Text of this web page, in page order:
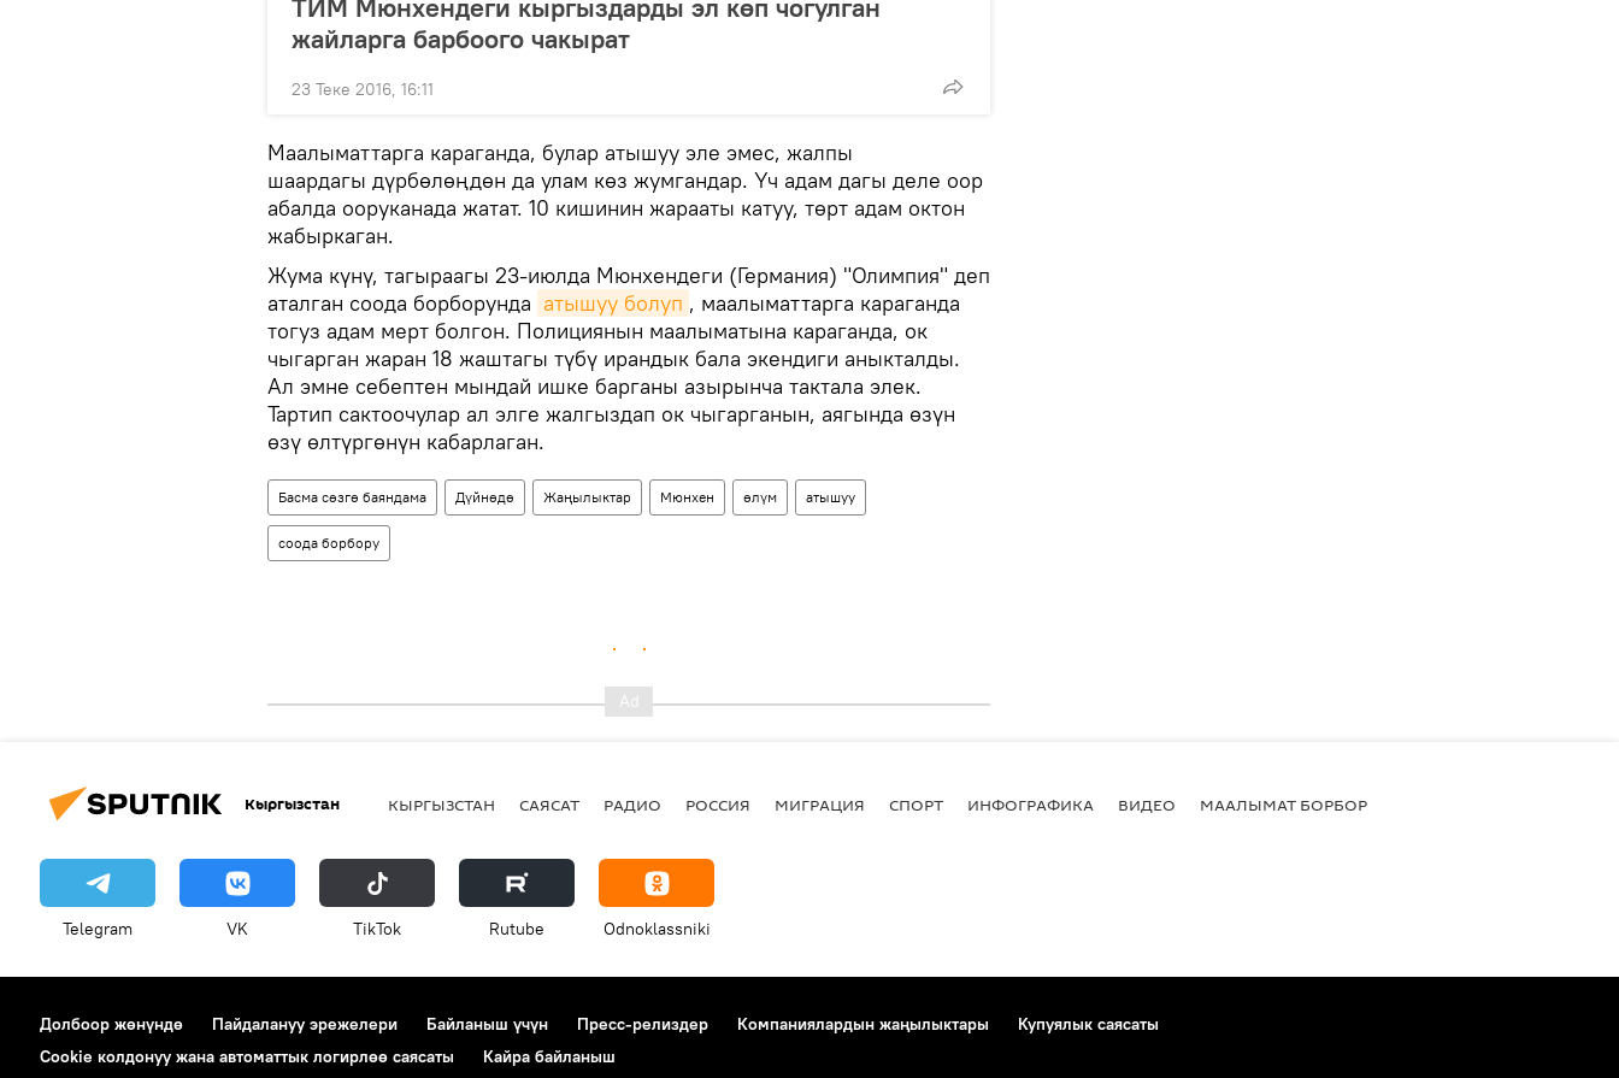
ТИМ Мюнхендеги кыргыздарды эл көп чогулган
жайларга барбоого чакырат
23 Теке 2016, 16:11
Маалыматтарга караганда, булар атышуу эле эмес, жалпы
шаардагы дүрбөлөңдөн да улам көз жумгандар. Үч адам дагы деле оор
абалда ооруканада жатат. 10 кишинин жарааты катуу, төрт адам октон
жабыркаган.
Жума күнү, тагыраагы 23-июлда Мюнхендеги (Германия) "Олимпия" деп
аталган соода борборунда атышуу болуп , маалыматтарга караганда
тогуз адам мерт болгон. Полициянын маалыматына караганда, ок
чыгарган жаран 18 жаштагы түбү ирандык бала экендиги аныкталды.
Ал эмне себептен мындай ишке барганы азырынча тактала элек.
Тартип сактоочулар ал элге жалгыздап ок чыгарганын, аягында өзүн
өзү өлтүргөнүн кабарлаган.
Басма сөзгө баяндама Дүйнөдө Жаңылыктар Мюнхен өлүм атышуу
соода борбору
Кыргызстан КЫРГЫЗСТАН САЯСАТ РАДИО РОССИЯ МИГРАЦИЯ СПОРТ ИНФОГРАФИКА ВИДЕО МААЛЫМАТ БОРБОР
Telegram VK ТikТоk Rutube Odnoklassniki
Долбоор жөнүндө Пайдалануу эрежелери Байланыш үчүн Пресс-релиздер Компаниялардын жаңылыктары
Купуялык саясаты
Cookie колдонуу жана автоматтык логирлөө саясаты
Кайра байланыш